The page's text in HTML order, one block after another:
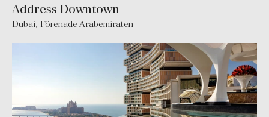
Address Downtown
Dubai, Förenade Arabemiraten